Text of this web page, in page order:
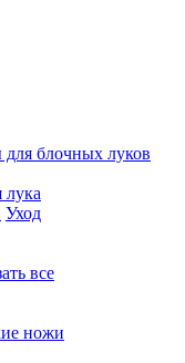
блочных луков
лука
Уход
все
ножи